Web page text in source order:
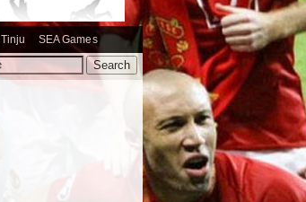
Tinju SEA Games